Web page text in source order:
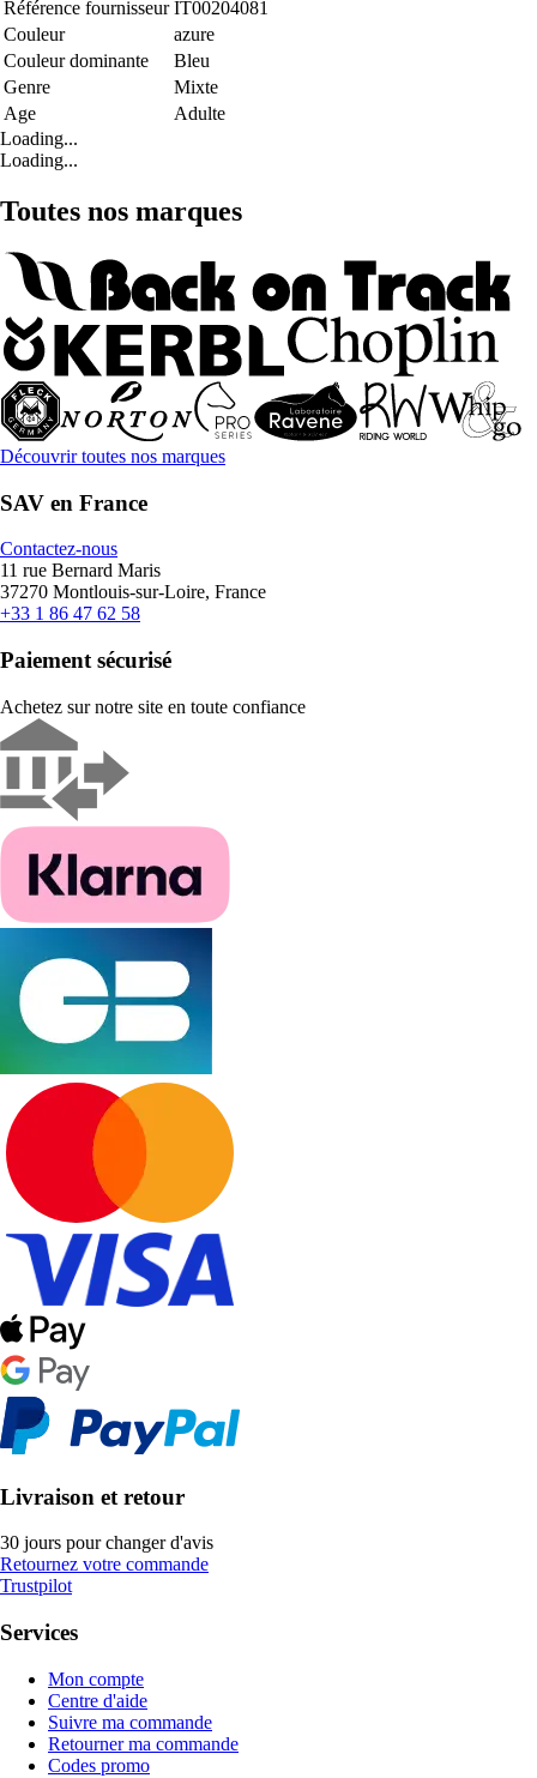
Référence fournisseur IT00204081
Couleur
azure
Couleur dominante
Bleu
Genre
Mixte
Age
Adulte
Loading...
Loading...
Toutes nos marques
Découvrir toutes nos marques
SAV en France
Contactez-nous
11 rue Bernard Maris
37270 Montlouis-sur-Loire, France
+33 1 86 47 62 58
Paiement sécurisé
Achetez sur notre site en toute confiance
Livraison et retour
30 jours pour changer d'avis
Retournez votre commande
Trustpilot
Services
Mon compte
Centre d'aide
Suivre ma commande
Retourner ma commande
Codes promo